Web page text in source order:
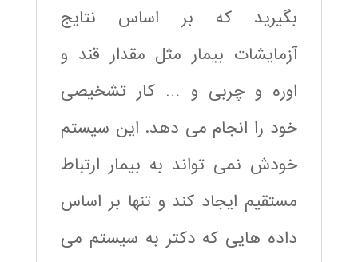
بگیرید که بر اساس نتایج
آزمایشات بیمار مثل مقدار قند و
اوره و چربی و … کار تشخیصی
خود را انجام می دهد. این سیستم
خودش نمی تواند به بیمار ارتباط
مستقیم ایجاد کند و تنها بر اساس
داده هایی که دکتر به سیستم می